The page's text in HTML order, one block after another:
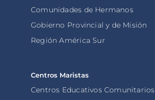
Comunidades de Hermanos
Gobierno Provincial y de Misión
Región América Sur
Centros Maristas
Centros Educativos Comunitarios